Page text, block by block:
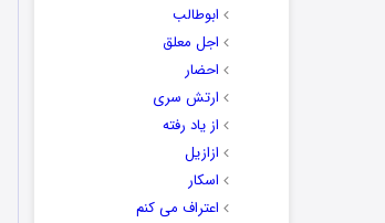
ابوطالب
اجل معلق
احضار
ارتش سری
از یاد رفته
ازازیل
اسکار
اعتراف می کنم